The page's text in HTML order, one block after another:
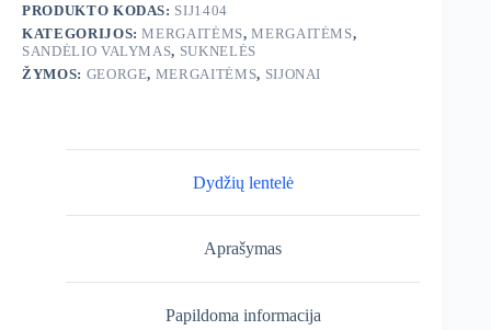
PRODUKTO KODAS: SIJ1404
KATEGORIJOS:MERGAITĖMS,MERGAITĖMS,
SANDĖLIO VALYMAS, SUKNELĖS
ŽYMOS: GEORGE, MERGAITĖMS, SIJONAI
Dydžių lentelė
Aprašymas
Papildoma informacija